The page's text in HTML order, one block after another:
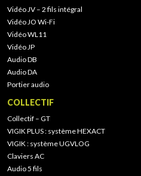
Vidéo JV – 2 fils intégral
Vidéo JO Wi-Fi
Vidéo WL11
Vidéo JP
Audio DB
Audio DA
Portier audio
COLLECTIF
Collectif – GT
VIGIK PLUS : système HEXACT
VIGIK : système UGVLOG
Claviers AC
Audio 5 fils